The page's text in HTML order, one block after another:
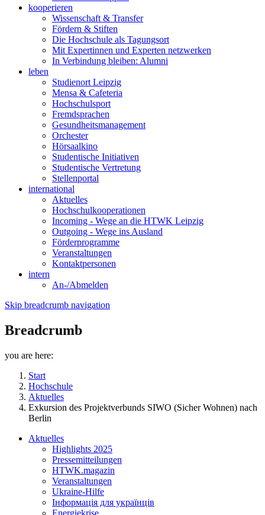
kooperieren
Wissenschaft & Transfer
Fördern & Stiften
Die Hochschule als Tagungsort
Mit Expertinnen und Experten netzwerken
In Verbindung bleiben: Alumni
leben
Studienort Leipzig
Mensa & Cafeteria
Hochschulsport
Fremdsprachen
Gesundheitsmanagement
Orchester
Hörsaalkino
Studentische Initiativen
Studentische Vertretung
Stellenportal
international
Aktuelles
Hochschulkooperationen
Incoming - Wege an die HTWK Leipzig
Outgoing - Wege ins Ausland
Förderprogramme
Veranstaltungen
Kontaktpersonen
intern
An-/Abmelden
Skip breadcrumb navigation
Breadcrumb
you are here:
Start
Hochschule
Aktuelles
Exkursion des Projektverbunds SIWO (Sicher Wohnen) nach
Berlin
Aktuelles
Highlights 2025
Pressemitteilungen
HTWK.magazin
Veranstaltungen
Ukraine-Hilfe
Інформація для українців